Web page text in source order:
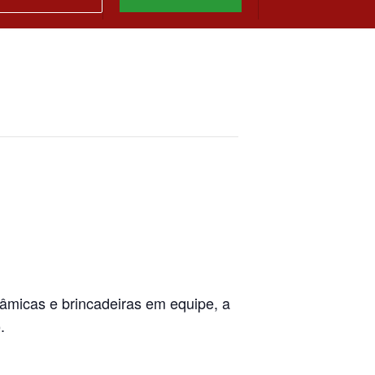
e brincadeiras em equipe, a